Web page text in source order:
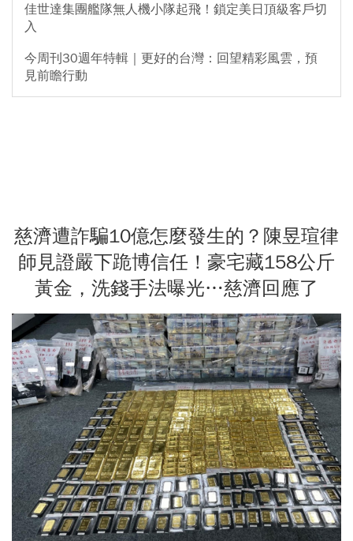
佳世達集團艦隊無人機小隊起飛！鎖定美日頂級客戶切
入
今周刊30週年特輯｜更好的台灣：回望精彩風雲，預
見前瞻行動
慈濟遭詐騙10億怎麼發生的？陳昱瑄律
師見證嚴下跪博信任！豪宅藏158公斤
黃金，洗錢手法曝光…慈濟回應了